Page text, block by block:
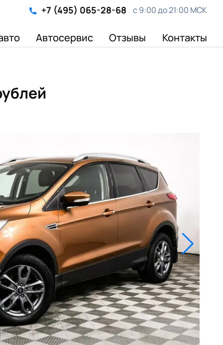
+7 (495) 065-28-68 с 9:00 до 21:00 МСК
Автосервис Отзывы Контакты